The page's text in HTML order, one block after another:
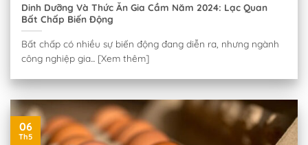
Dinh Dưỡng Và Thức Ăn Gia Cầm Năm 2024: Lạc Quan
Bất Chấp Biến Động
Bất chấp có nhiều sự biến động đang diễn ra, nhưng ngành
công nghiệp gia... [Xem thêm]
06
Th5